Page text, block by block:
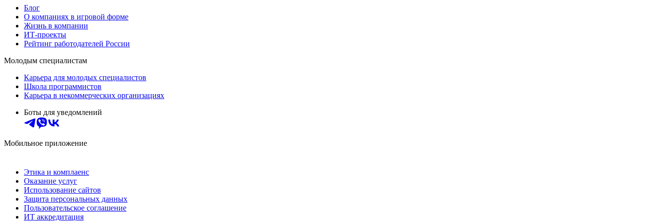
Блог
О компаниях в игровой форме
Жизнь в компании
ИТ-проекты
Рейтинг работодателей России
Молодым специалистам
Карьера для молодых специалистов
Школа программистов
Карьера в некоммерческих организациях
Боты для уведомлений
Мобильное приложение
Этика и комплаенс
Оказание услуг
Использование сайтов
Защита персональных данных
Пользовательское соглашение
ИТ аккредитация